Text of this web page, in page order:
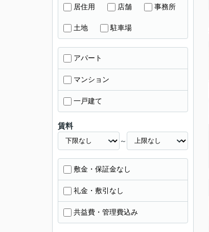
居住用 店舗 事務所
土地 駐車場
アパート
マンション
一戸建て
賃料
～
敷金・保証金なし
礼金・敷引なし
共益費・管理費込み